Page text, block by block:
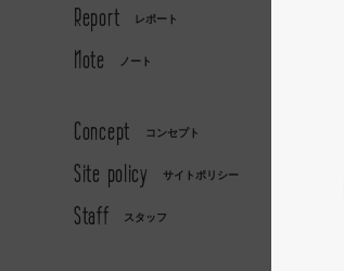
Report レポート
Note ノート
Concept コンセプト
Site policy サイトポリシー
Staff スタッフ